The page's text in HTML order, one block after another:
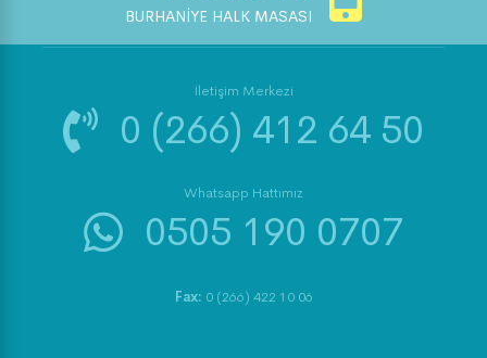
BURHANİYE HALK MASASI
İletişim Merkezi
0 (266) 412 64 50
Whatsapp Hattımız
0505 190 0707
Fax: 0 (266) 422 10 06